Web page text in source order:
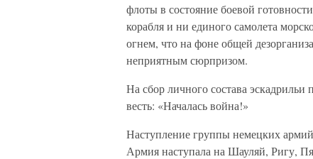
флоты в состояние боевой
корабля и ни единого самолета
огнем, что на фоне общей
неприятным сюрпризом.
На сбор личного состава
весть: «Началась война!»
Наступление группы немецких
Армия наступала на Шауляй, Ригу,